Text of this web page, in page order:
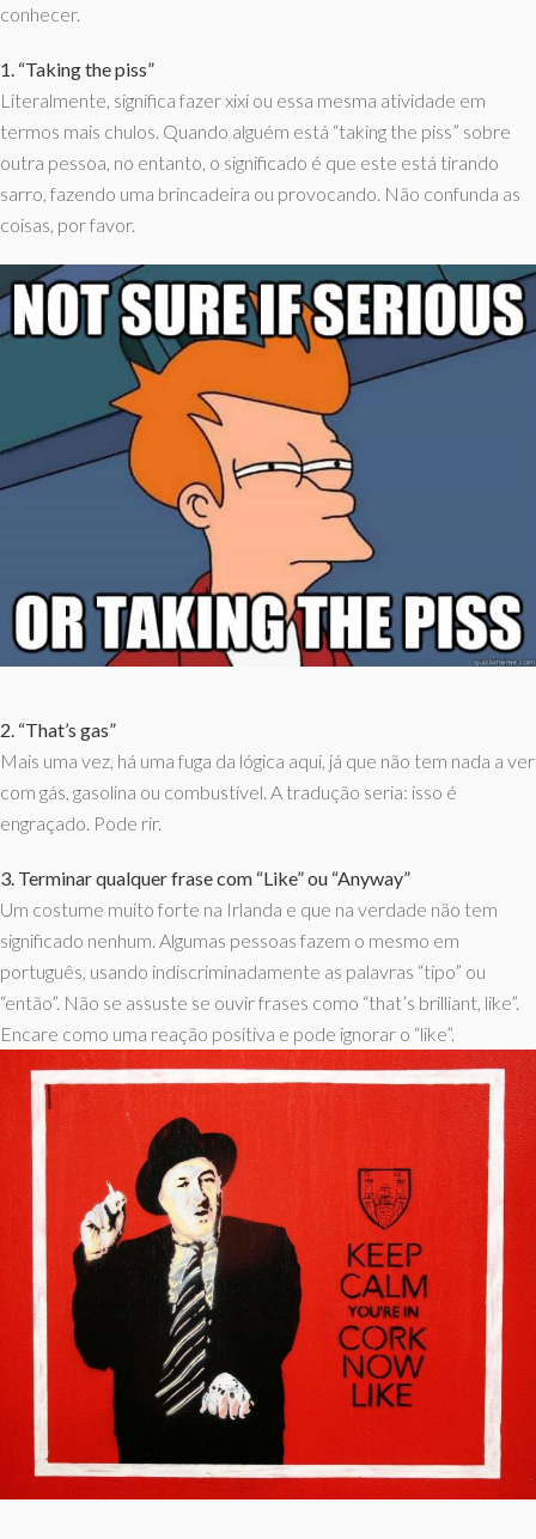
conhecer.
1. “Taking the piss”
Literalmente, significa fazer xixi ou essa mesma atividade em
termos mais chulos. Quando alguém está “taking the piss” sobre
outra pessoa, no entanto, o significado é que este está tirando
sarro, fazendo uma brincadeira ou provocando. Não confunda as
coisas, por favor.
2. “That’s gas”
Mais uma vez, há uma fuga da lógica aqui, já que não tem nada a ver
com gás, gasolina ou combustível. A tradução seria: isso é
engraçado. Pode rir.
3. Terminar qualquer frase com “Like” ou “Anyway”
Um costume muito forte na Irlanda e que na verdade não tem
significado nenhum. Algumas pessoas fazem o mesmo em
português, usando indiscriminadamente as palavras “tipo” ou
“então”. Não se assuste se ouvir frases como “that’s brilliant, like”.
Encare como uma reação positiva e pode ignorar o “like”.